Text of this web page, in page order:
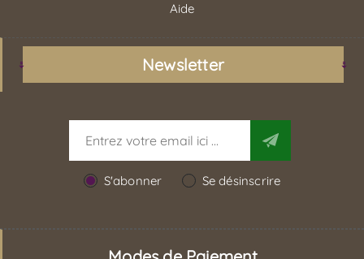
Aide
Newsletter
S'abonner Se désinscrire